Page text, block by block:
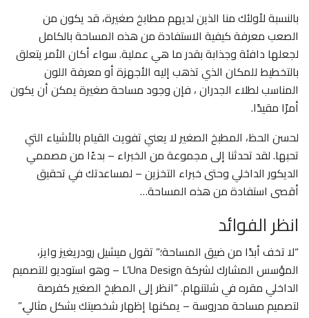
بالنسبة لأولئك منا الذين لديهم مطابخ صغيرة، قد يكون من
الصعب معرفة كيفية الاستفادة من هذه المساحة بالكامل
لجعلها دافئة وجذابة بقدر ما هي عملية. سواء أكان الأمر يتعلق
بالتخطيط للمكان الذي تذهب إليه الأجهزة أو معرفة اللون
المناسب لطلاء الجدران ، فإن وجود مساحة صغيرة يمكن أن يكون
أمرًا مقيدًا.
لحسن الحظ، المطبخ الصغير لا يعني تفويت القيام بالأشياء التي
تحبها. لقد تحدثنا إلى مجموعة من الخبراء – بدءًا من مصممي
الديكور الداخلي وحتى خبراء التخزين – لمساعدتك في تحقيق
أقصى استفادة من هذه المساحة…
انظر الفوائد
“لا تخف أبدًا من ضيق المساحة؛” تقول ميشيل رودريغيز وايز،
المؤسس المشارك لشركة L’Una Design – وهو استوديو للتصميم
الداخلي مقره في شلتنهام. “انظر إلى المطبخ الصغير كفرصة
لتصميم مساحة مدروسة – يمكنها إظهار شخصيتك بشكل مثالي.”